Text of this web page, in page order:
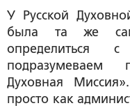
У Русской
была та же
подразумеваем
Духовная
просто как